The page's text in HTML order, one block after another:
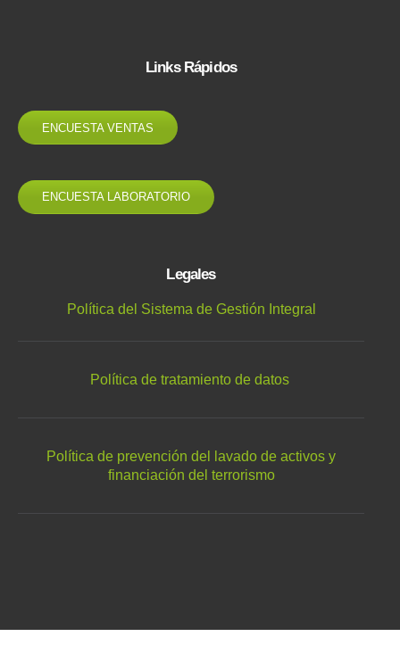
Links Rápidos
ENCUESTA VENTAS
ENCUESTA LABORATORIO
Legales
Política del Sistema de Gestión Integral
Política de tratamiento de datos
Política de prevención del lavado de activos y
financiación del terrorismo